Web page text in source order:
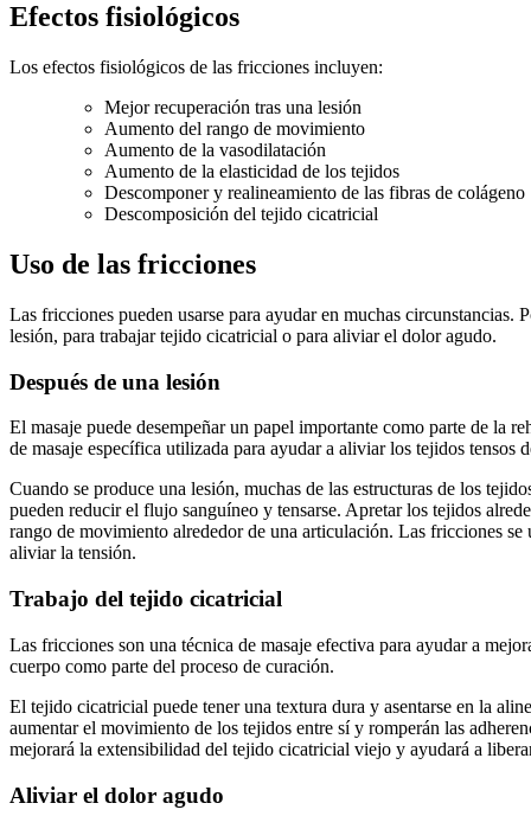
Efectos fisiológicos
Los efectos fisiológicos de las fricciones incluyen:
Mejor recuperación tras una lesión
Aumento del rango de movimiento
Aumento de la vasodilatación
Aumento de la elasticidad de los tejidos
Descomponer y realineamiento de las fibras de colágeno
Descomposición del tejido cicatricial
Uso de las fricciones
Las fricciones pueden usarse para ayudar en muchas circunstancias.
lesión, para trabajar tejido cicatricial o para aliviar el dolor agudo.
Después de una lesión
El masaje puede desempeñar un papel importante como parte de la
de masaje específica utilizada para ayudar a aliviar los tejidos tensos
Cuando se produce una lesión, muchas de las estructuras de los
pueden reducir el flujo sanguíneo y tensarse. Apretar los tejidos
rango de movimiento alrededor de una articulación. Las fricciones se
aliviar la tensión.
Trabajo del tejido cicatricial
Las fricciones son una técnica de masaje efectiva para ayudar a
cuerpo como parte del proceso de curación.
El tejido cicatricial puede tener una textura dura y asentarse en la
aumentar el movimiento de los tejidos entre sí y romperán las
mejorará la extensibilidad del tejido cicatricial viejo y ayudará a
Aliviar el dolor agudo